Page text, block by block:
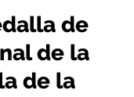
de
de la
de la